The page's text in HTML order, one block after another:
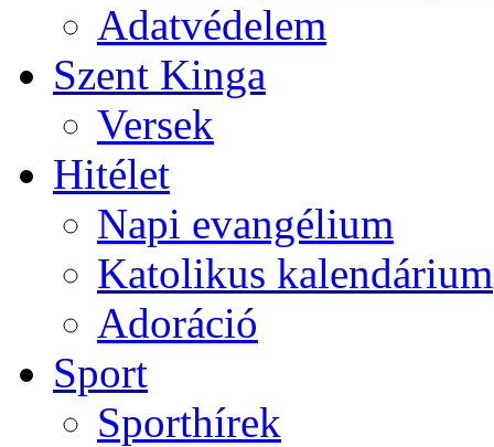
Adatvédelem
Szent Kinga
Versek
Hitélet
Napi evangélium
Katolikus kalendárium
Adoráció
Sport
Sporthírek